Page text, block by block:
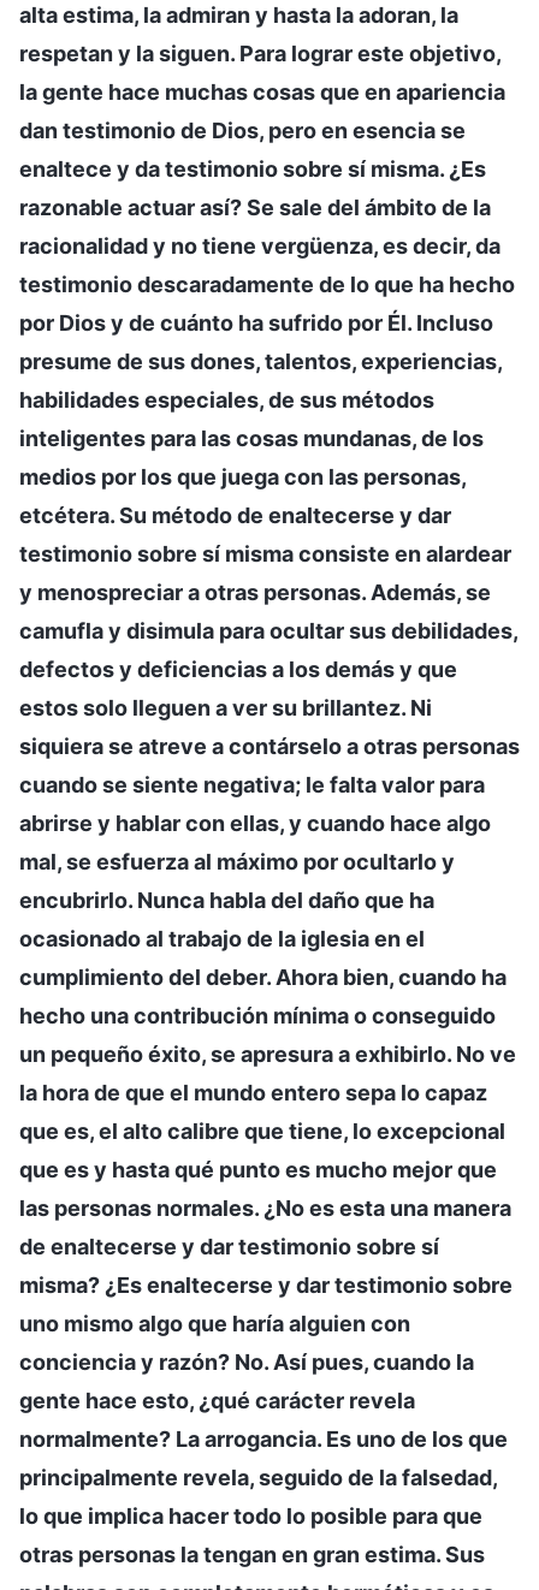
alta estima, la admiran y hasta la adoran, la
respetan y la siguen. Para lograr este objetivo,
la gente hace muchas cosas que en apariencia
dan testimonio de Dios, pero en esencia se
enaltece y da testimonio sobre sí misma. ¿Es
razonable actuar así? Se sale del ámbito de la
racionalidad y no tiene vergüenza, es decir, da
testimonio descaradamente de lo que ha hecho
por Dios y de cuánto ha sufrido por Él. Incluso
presume de sus dones, talentos, experiencias,
habilidades especiales, de sus métodos
inteligentes para las cosas mundanas, de los
medios por los que juega con las personas,
etcétera. Su método de enaltecerse y dar
testimonio sobre sí misma consiste en alardear
y menospreciar a otras personas. Además, se
camufla y disimula para ocultar sus debilidades,
defectos y deficiencias a los demás y que
estos solo lleguen a ver su brillantez. Ni
siquiera se atreve a contárselo a otras personas
cuando se siente negativa; le falta valor para
abrirse y hablar con ellas, y cuando hace algo
mal, se esfuerza al máximo por ocultarlo y
encubrirlo. Nunca habla del daño que ha
ocasionado al trabajo de la iglesia en el
cumplimiento del deber. Ahora bien, cuando ha
hecho una contribución mínima o conseguido
un pequeño éxito, se apresura a exhibirlo. No ve
la hora de que el mundo entero sepa lo capaz
que es, el alto calibre que tiene, lo excepcional
que es y hasta qué punto es mucho mejor que
las personas normales. ¿No es esta una manera
de enaltecerse y dar testimonio sobre sí
misma? ¿Es enaltecerse y dar testimonio sobre
uno mismo algo que haría alguien con
conciencia y razón? No. Así pues, cuando la
gente hace esto, ¿qué carácter revela
normalmente? La arrogancia. Es uno de los que
principalmente revela, seguido de la falsedad,
lo que implica hacer todo lo posible para que
otras personas la tengan en gran estima. Sus